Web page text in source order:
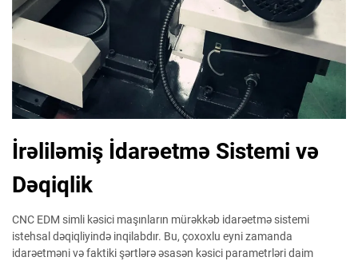
İrəliləmiş İdarəetmə Sistemi və
Dəqiqlik
CNC EDM simli kəsici maşınların mürəkkəb idarəetmə sistemi
istehsal dəqiqliyində inqilabdır. Bu, çoxoxlu eyni zamanda
idarəetməni və faktiki şərtlərə əsasən kəsici parametrləri daim